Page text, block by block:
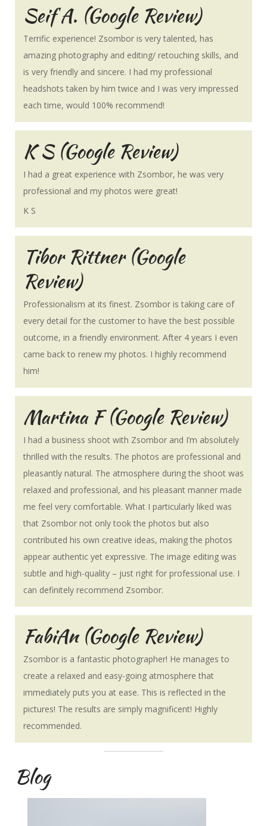
Seif A. (Google Review)
Terrific experience! Zsombor is very talented, has
amazing photography and editing/ retouching skills, and
is very friendly and sincere. I had my professional
headshots taken by him twice and I was very impressed
each time, would 100% recommend!
K S (Google Review)
I had a great experience with Zsombor, he was very
professional and my photos were great!
K S
Tibor Rittner (Google
Review)
Professionalism at its finest. Zsombor is taking care of
every detail for the customer to have the best possible
outcome, in a friendly environment. After 4 years I even
came back to renew my photos. I highly recommend
him!
Martina F (Google Review)
I had a business shoot with Zsombor and I’m absolutely
thrilled with the results. The photos are professional and
pleasantly natural. The atmosphere during the shoot was
relaxed and professional, and his pleasant manner made
me feel very comfortable. What I particularly liked was
that Zsombor not only took the photos but also
contributed his own creative ideas, making the photos
appear authentic yet expressive. The image editing was
subtle and high-quality – just right for professional use. I
can definitely recommend Zsombor.
FabiAn (Google Review)
Zsombor is a fantastic photographer! He manages to
create a relaxed and easy-going atmosphere that
immediately puts you at ease. This is reflected in the
pictures! The results are simply magnificent! Highly
recommended.
Blog